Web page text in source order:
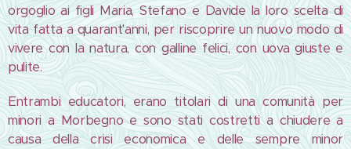
orgoglio ai figli Maria, Stefano e Davide la loro scelta di
vita fatta a quarant'anni, per riscoprire un nuovo modo di
vivere con la natura, con galline felici, con uova giuste e
pulite.
Entrambi educatori, erano titolari di una comunità per
minori a Morbegno e sono stati costretti a chiudere a
causa della crisi economica e delle sempre minor